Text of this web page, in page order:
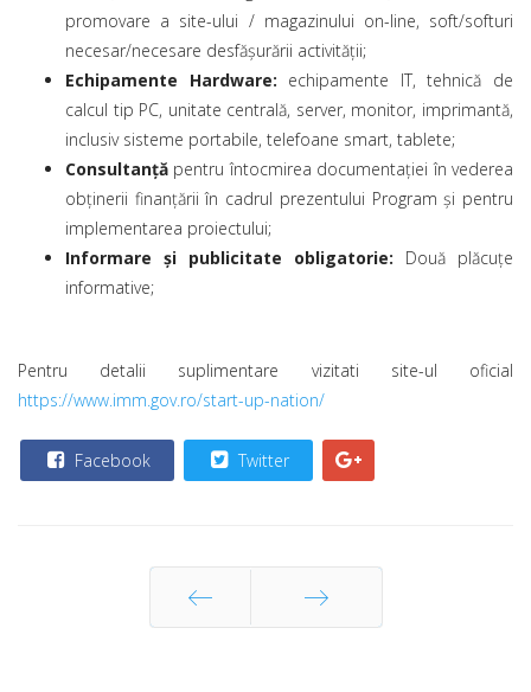
promovare a site-ului / magazinului on-line, soft/softuri
necesar/necesare desfășurării activității;
Echipamente Hardware: echipamente IT, tehnică de
calcul tip PC, unitate centrală, server, monitor, imprimantă,
inclusiv sisteme portabile, telefoane smart, tablete;
Consultanță pentru întocmirea documentației în vederea
obținerii finanțării în cadrul prezentului Program și pentru
implementarea proiectului;
Informare și publicitate obligatorie: Două plăcuțe
informative;
Pentru detalii suplimentare vizitati site-ul oficial
https://www.imm.gov.ro/start-up-nation/
Facebook Twitter